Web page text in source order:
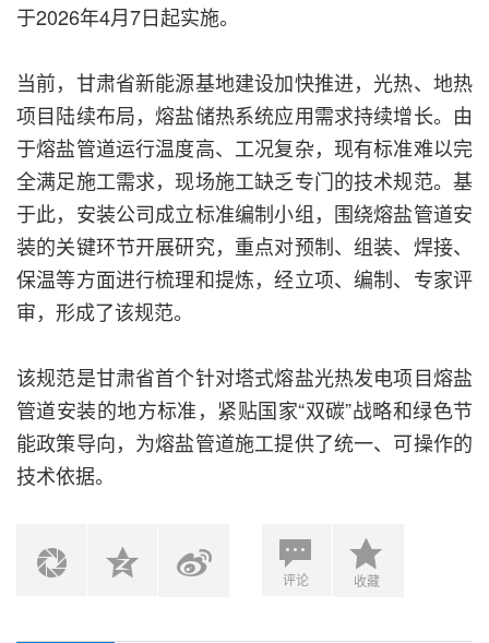
于2026年4月7日起实施。
当前，甘肃省新能源基地建设加快推进，光热、地热
项目陆续布局，熔盐储热系统应用需求持续增长。由
于熔盐管道运行温度高、工况复杂，现有标准难以完
全满足施工需求，现场施工缺乏专门的技术规范。基
于此，安装公司成立标准编制小组，围绕熔盐管道安
装的关键环节开展研究，重点对预制、组装、焊接、
保温等方面进行梳理和提炼，经立项、编制、专家评
审，形成了该规范。
该规范是甘肃省首个针对塔式熔盐光热发电项目熔盐
管道安装的地方标准，紧贴国家“双碳”战略和绿色节
能政策导向，为熔盐管道施工提供了统一、可操作的
技术依据。
评论 收藏